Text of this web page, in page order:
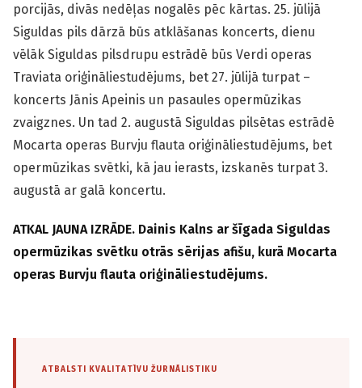
porcijās, divās nedēļas nogalēs pēc kārtas. 25. jūlijā
Siguldas pils dārzā būs atklāšanas koncerts, dienu
vēlāk Siguldas pilsdrupu estrādē būs Verdi operas
Traviata oriģināliestudējums, bet 27. jūlijā turpat –
koncerts Jānis Apeinis un pasaules opermūzikas
zvaigznes. Un tad 2. augustā Siguldas pilsētas estrādē
Mocarta operas Burvju flauta oriģināliestudējums, bet
opermūzikas svētki, kā jau ierasts, izskanēs turpat 3.
augustā ar galā koncertu.
ATKAL JAUNA IZRĀDE. Dainis Kalns ar šīgada Siguldas
opermūzikas svētku otrās sērijas afišu, kurā Mocarta
operas Burvju flauta oriģināliestudējums.
ATBALSTI KVALITATĪVU ŽURNĀLISTIKU